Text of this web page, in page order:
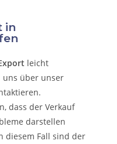
in
leicht
uns über unser
dass der Verkauf
darstellen
diesem Fall sind der